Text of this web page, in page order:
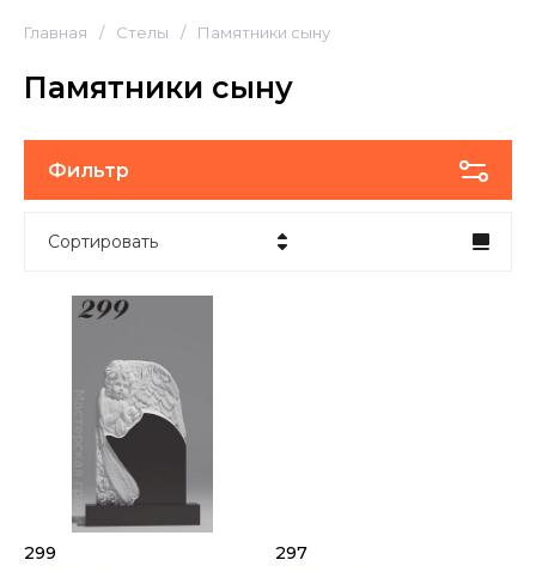
Главная / Стелы / Памятники сыну
Памятники сыну
Фильтр
Сортировать
Название - Я-А
Название - А-Я
299 297